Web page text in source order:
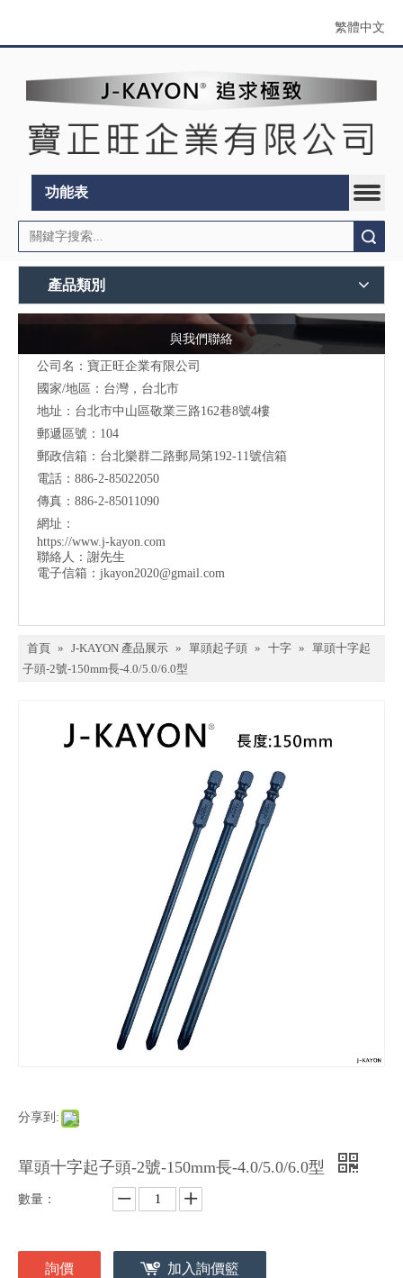
繁體中文
功能表
產品類別
與我們聯絡
公司名：寶正旺企業有限公司
國家/地區：台灣，台北市
地址：台北市中山區敬業三路162巷8號4樓
郵遞區號：104
郵政信箱：台北樂群二路郵局第192-11號信箱
電話：886-2-85022050
傳真：886-2-85011090
網址：
https://www.j-kayon.com
聯絡人：謝先生
電子信箱： jkayon2020@gmail.com
首頁 » J-KAYON 產品展示 » 單頭起子頭 » 十字 » 單頭十字起
子頭-2號-150mm長-4.0/5.0/6.0型
分享到:
單頭十字起子頭-2號-150mm長-4.0/5.0/6.0型
數量：
詢價 加入詢價籃